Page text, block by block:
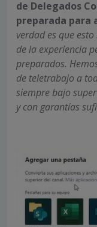
de Delegados
preparada para
verdad es que
de la experiencia
preparados.
de teletrabajo a
siempre bajo
y con garantías